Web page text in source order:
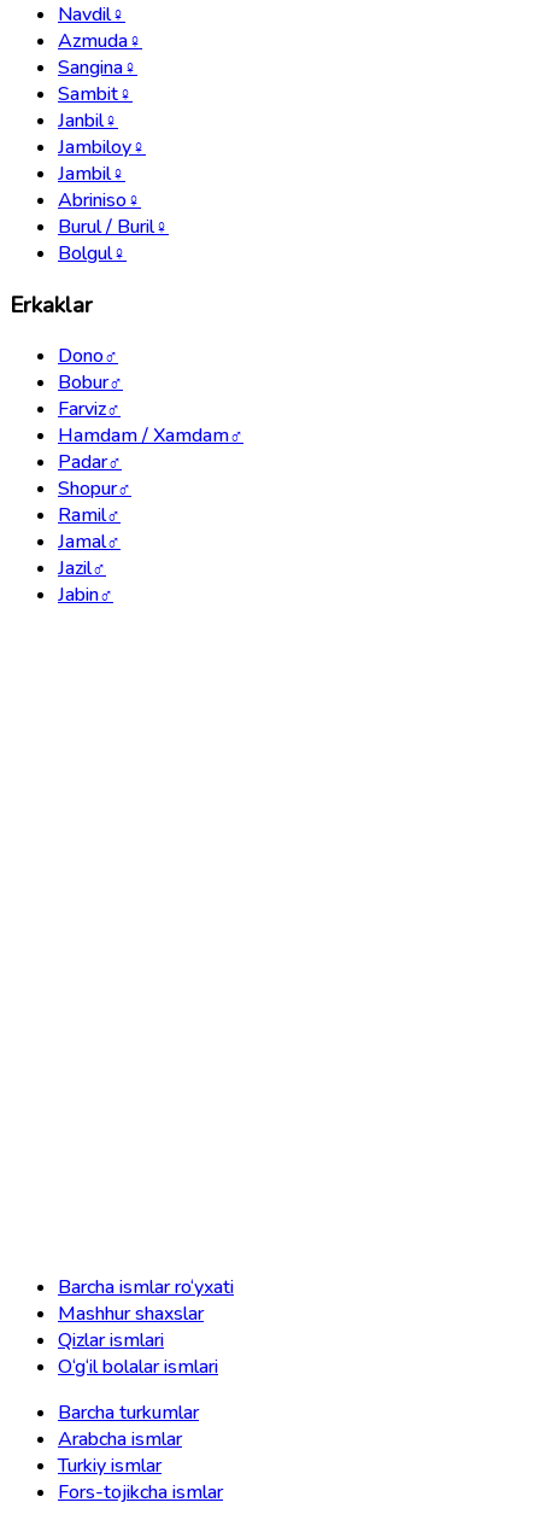
Navdil♀
Azmuda♀
Sangina♀
Sambit♀
Janbil♀
Jambiloy♀
Jambil♀
Abriniso♀
Burul / Buril♀
Bolgul♀
Erkaklar
Dono♂
Bobur♂
Farviz♂
Hamdam / Xamdam♂
Padar♂
Shopur♂
Ramil♂
Jamal♂
Jazil♂
Jabin♂
Barcha ismlar ro‘yxati
Mashhur shaxslar
Qizlar ismlari
O‘g‘il bolalar ismlari
Barcha turkumlar
Arabcha ismlar
Turkiy ismlar
Fors-tojikcha ismlar